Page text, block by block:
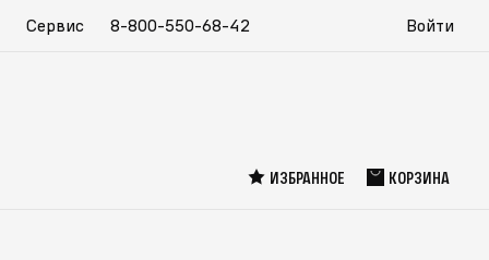
Сервис 8-800-550-68-42 Войти
ИЗБРАННОЕ КОРЗИНА